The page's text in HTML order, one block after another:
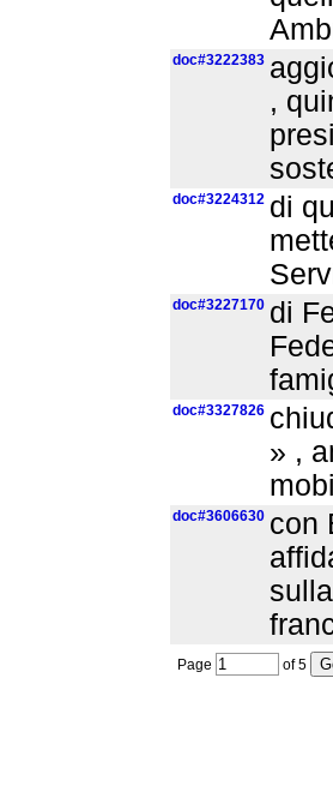
doc#3222383
,
doc#3224312 di
doc#3227170 di
doc#3327826
» ,
doc#3606630 con
Page of5